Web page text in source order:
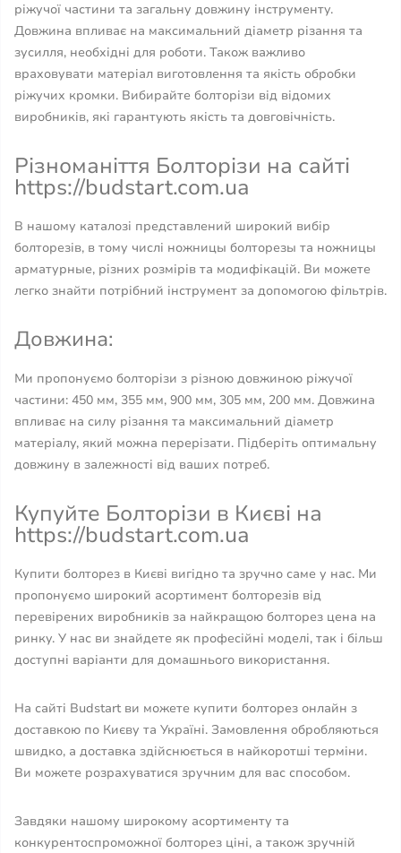
ріжучої частини та загальну довжину інструменту.
Довжина впливає на максимальний діаметр різання та
зусилля, необхідні для роботи. Також важливо
враховувати матеріал виготовлення та якість обробки
ріжучих кромки. Вибирайте болторізи від відомих
виробників, які гарантують якість та довговічність.
Різноманіття Болторізи на сайті
https://budstart.com.ua
В нашому каталозі представлений широкий вибір
болторезів, в тому числі ножницы болторезы та ножницы
арматурные, різних розмірів та модифікацій. Ви можете
легко знайти потрібний інструмент за допомогою фільтрів.
Довжина:
Ми пропонуємо болторізи з різною довжиною ріжучої
частини: 450 мм, 355 мм, 900 мм, 305 мм, 200 мм. Довжина
впливає на силу різання та максимальний діаметр
матеріалу, який можна перерізати. Підберіть оптимальну
довжину в залежності від ваших потреб.
Купуйте Болторізи в Києві на
https://budstart.com.ua
Купити болторез в Києві вигідно та зручно саме у нас. Ми
пропонуємо широкий асортимент болторезів від
перевірених виробників за найкращою болторез цена на
ринку. У нас ви знайдете як професійні моделі, так і більш
доступні варіанти для домашнього використання.
На сайті Budstart ви можете купити болторез онлайн з
доставкою по Києву та Україні. Замовлення обробляються
швидко, а доставка здійснюється в найкоротші терміни.
Ви можете розрахуватися зручним для вас способом.
Завдяки нашому широкому асортименту та
конкурентоспроможної болторез ціні, а також зручній